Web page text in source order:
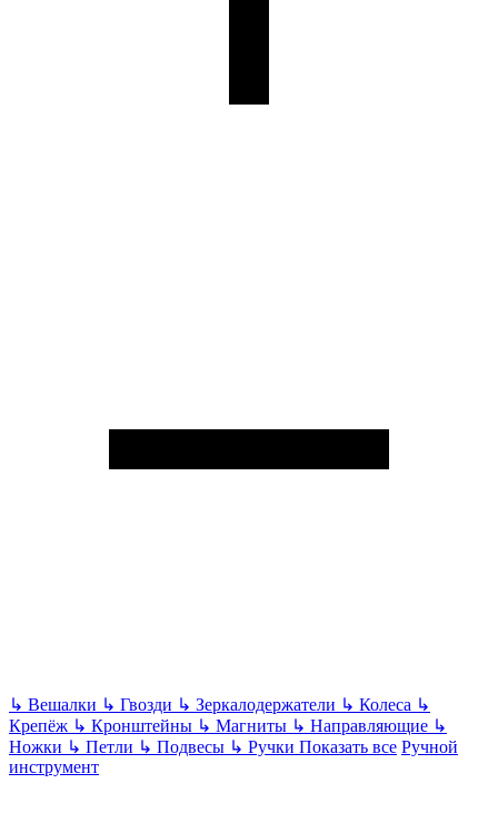
↳ Вешалки ↳ Гвозди ↳ Зеркалодержатели ↳ Колеса ↳
Крепёж ↳ Кронштейны ↳ Магниты ↳ Направляющие ↳
Ножки ↳ Петли ↳ Подвесы ↳ Ручки Показать все Ручной
инструмент